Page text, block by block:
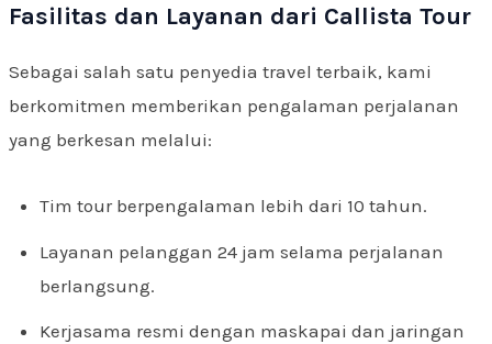
Fasilitas dan Layanan dari Callista Tour
Sebagai salah satu penyedia travel terbaik, kami
berkomitmen memberikan pengalaman perjalanan
yang berkesan melalui:
Tim tour berpengalaman lebih dari 10 tahun.
Layanan pelanggan 24 jam selama perjalanan
berlangsung.
Kerjasama resmi dengan maskapai dan jaringan